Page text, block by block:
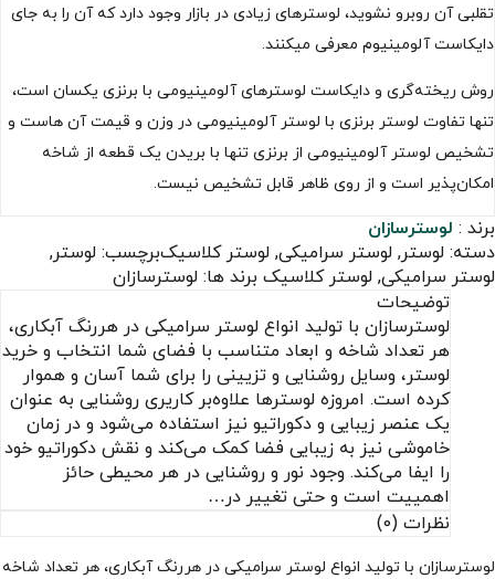
تقلبی آن روبرو نشوید، لوسترهای زیادی در بازار وجود دارد که آن را به جای
دایکاست آلومینیوم معرفی میکنند.
روش ریخته‌گری و دایکاست لوسترهای آلومینیومی با برنزی یکسان است،
تنها تفاوت لوستر برنزی با لوستر آلومینیومی در وزن و قیمت آن هاست و
تشخیص لوستر آلومینیومی از برنزی تنها با بریدن یک قطعه از شاخه
امکان‌پذیر است و از روی ظاهر قابل تشخیص نیست.
برند : لوسترسازان
دسته: لوستر, لوستر سرامیکی, لوستر کلاسیکبرچسب: لوستر,
لوستر سرامیکی, لوستر کلاسیک برند ها: لوسترسازان
توضیحات
لوسترسازان با تولید انواع لوستر سرامیکی در هررنگ آبکاری،
هر تعداد شاخه و ابعاد متناسب با فضای شما انتخاب و خرید
لوستر، وسایل روشنایی و تزیینی را برای شما آسان و هموار
کرده است. امروزه لوسترها علاوه‌بر کاریری روشنایی به عنوان
یک عنصر زیبایی و دکوراتیو نیز استفاده می‌شود و در زمان
خاموشی نیز به زیبایی فضا کمک می‌کند و نقش دکوراتیو خود
را ایفا می‌کند. وجود نور و روشنایی در هر محیطی حائز
اهمییت است و حتی تغییر در…
نظرات (0)
لوسترسازان با تولید انواع لوستر سرامیکی در هررنگ آبکاری، هر تعداد شاخه